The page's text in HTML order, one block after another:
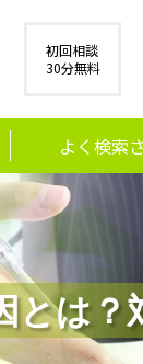
とは？
初回相談
30分無料
よく検索